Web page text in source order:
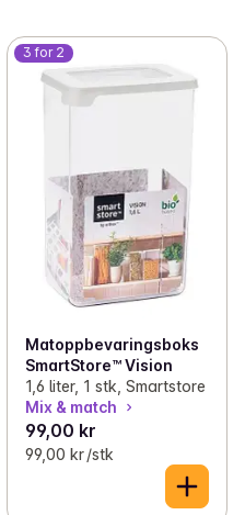
3 for 2
Matoppbevaringsboks
SmartStore™ Vision
1,6 liter, 1 stk, Smartstore
Mix & match
99,00 kr
99,00 kr /stk